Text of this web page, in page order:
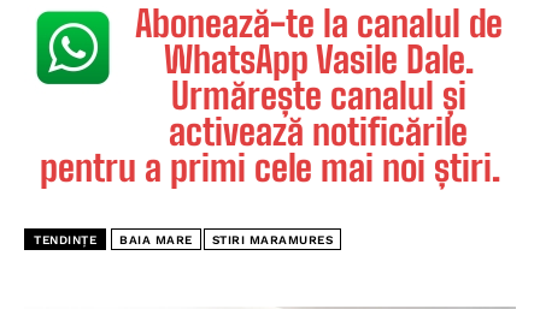
Abonează-te la canalul de
WhatsApp Vasile Dale.
Urmărește canalul și
activează notificările
pentru a primi cele mai noi știri.
TENDINȚE BAIA MARE STIRI MARAMURES